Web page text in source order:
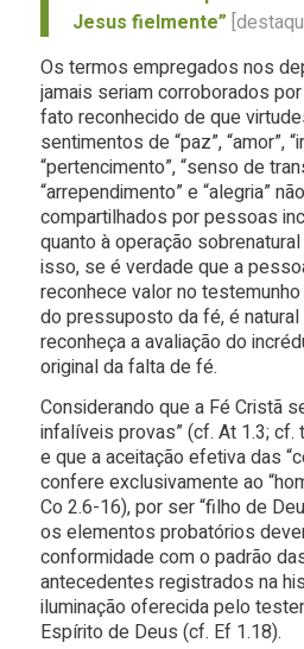
Jesus fielmente”
Os termos empregados nos
jamais seriam corroborados
fato reconhecido de que
sentimentos de “paz”, “amor”,
“pertencimento”, “senso de
“arrependimento” e “alegria”
compartilhados por pessoas
quanto à operação
isso, se é verdade que a
reconhece valor no
do pressuposto da fé, é
reconheça a avaliação do
original da falta de fé.
Considerando que a Fé Cristã
infalíveis provas” (cf. At 1.3; cf.
e que a aceitação efetiva das
confere exclusivamente ao
Co 2.6-16), por ser “filho de
os elementos probatórios
conformidade com o padrão
antecedentes registrados na
iluminação oferecida pelo
Espírito de Deus (cf. Ef 1.18).